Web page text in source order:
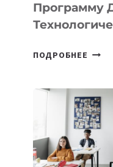
Программу
ПОДРОБНЕЕ
DEAL
BY
MOST
—